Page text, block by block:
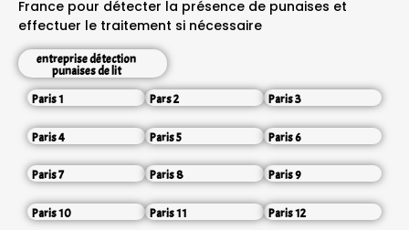
France pour détecter la présence de punaises et
effectuer le traitement si nécessaire
entreprise détection
punaises de lit
Paris 1
Pars 2 Paris 3
Paris 4 Paris 5 Paris 6
Paris 7 Paris 8 Paris 9
Paris 10 Paris 11 Paris 12